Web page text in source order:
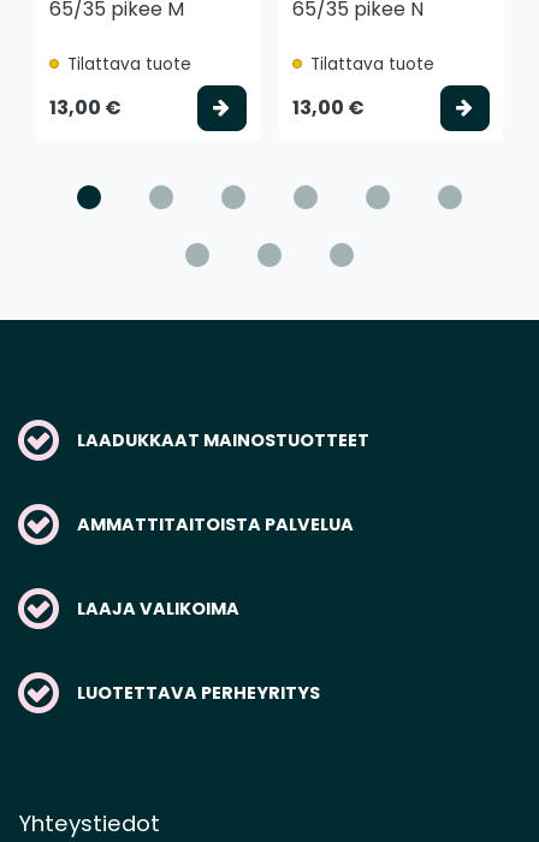
65/35 pikee M
Tilattava tuote
13,00 € Valitse vaihtoehto
65/35 pikee N
Tilattava tuote
13,00 €
LAADUKKAAT MAINOSTUOTTEET
AMMATTITAITOISTA PALVELUA
LAAJA VALIKOIMA
LUOTETTAVA PERHEYRITYS
Yhteystiedot